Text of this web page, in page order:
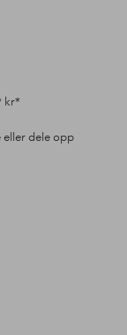
kr*
eller dele opp